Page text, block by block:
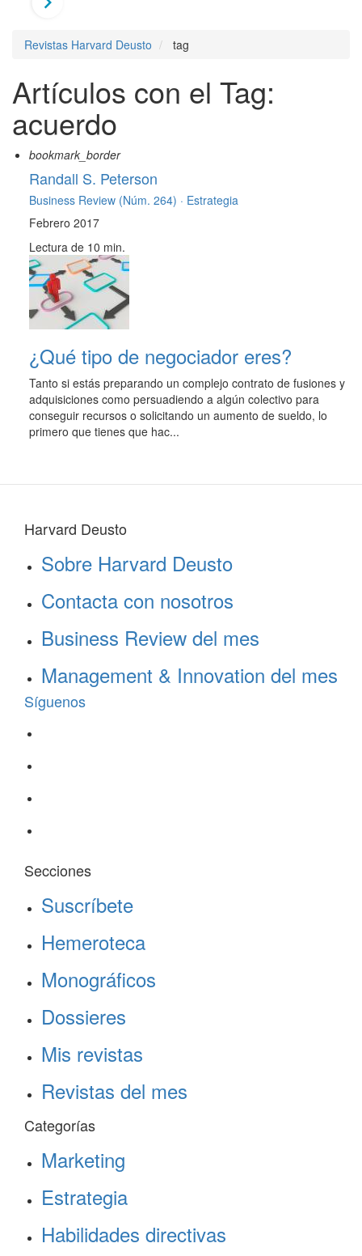
Revistas Harvard Deusto tag
Artículos con el Tag:
acuerdo
bookmark_border
Randall S. Peterson
Business Review (Núm. 264) · Estrategia
Febrero 2017
Lectura de 10 min.
¿Qué tipo de negociador eres?
Tanto si estás preparando un complejo contrato de fusiones y
adquisiciones como persuadiendo a algún colectivo para
conseguir recursos o solicitando un aumento de sueldo, lo
primero que tienes que hac...
Harvard Deusto
Sobre Harvard Deusto
Contacta con nosotros
Business Review del mes
Management & Innovation del mes
Síguenos
Secciones
Suscríbete
Hemeroteca
Monográficos
Dossieres
Mis revistas
Revistas del mes
Categorías
Marketing
Estrategia
Habilidades directivas